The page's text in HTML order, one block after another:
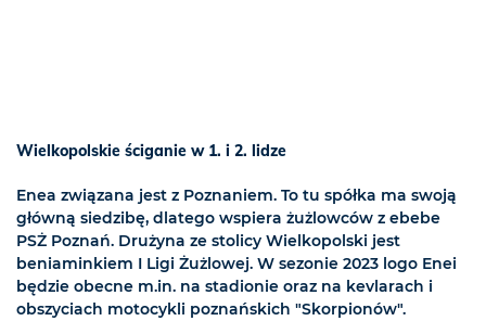
Wielkopolskie ściganie w 1. i 2. lidze
Enea związana jest z Poznaniem. To tu spółka ma swoją
główną siedzibę, dlatego wspiera żużlowców z ebebe
PSŻ Poznań. Drużyna ze stolicy Wielkopolski jest
beniaminkiem I Ligi Żużlowej. W sezonie 2023 logo Enei
będzie obecne m.in. na stadionie oraz na kevlarach i
obszyciach motocykli poznańskich "Skorpionów".